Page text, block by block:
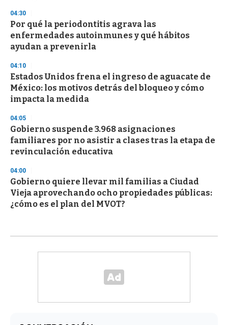
04:30
Por qué la periodontitis agrava las
enfermedades autoinmunes y qué hábitos
ayudan a prevenirla
04:10
Estados Unidos frena el ingreso de aguacate de
México: los motivos detrás del bloqueo y cómo
impacta la medida
04:05
Gobierno suspende 3.968 asignaciones
familiares por no asistir a clases tras la etapa de
revinculación educativa
04:00
Gobierno quiere llevar mil familias a Ciudad
Vieja aprovechando ocho propiedades públicas:
¿cómo es el plan del MVOT?